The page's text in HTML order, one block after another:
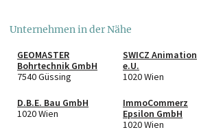
Unternehmen in der Nähe
GEOMASTER
Bohrtechnik GmbH
7540 Güssing
SWICZ Animation
e.U.
1020 Wien
D.B.E. Bau GmbH
1020 Wien
ImmoCommerz
Epsilon GmbH
1020 Wien